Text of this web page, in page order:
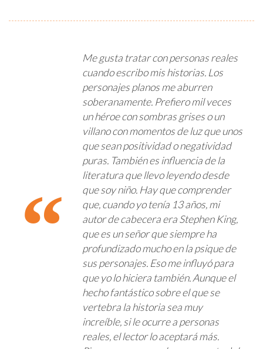
Me gusta tratar con personas reales
cuando escribo mis historias. Los
personajes planos me aburren
soberanamente. Prefiero mil veces
un héroe con sombras grises o un
villano con momentos de luz que unos
que sean positividad o negatividad
puras. También es influencia de la
literatura que llevo leyendo desde
que soy niño. Hay que comprender
que, cuando yo tenía 13 años, mi
autor de cabecera era Stephen King,
que es un señor que siempre ha
profundizado mucho en la psique de
sus personajes. Eso me influyó para
que yo lo hiciera también. Aunque el
hecho fantástico sobre el que se
vertebra la historia sea muy
increíble, si le ocurre a personas
reales, el lector lo aceptará más.